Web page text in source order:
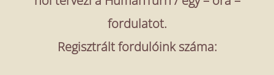
fordulatot.
Regisztrált fordulóink száma: